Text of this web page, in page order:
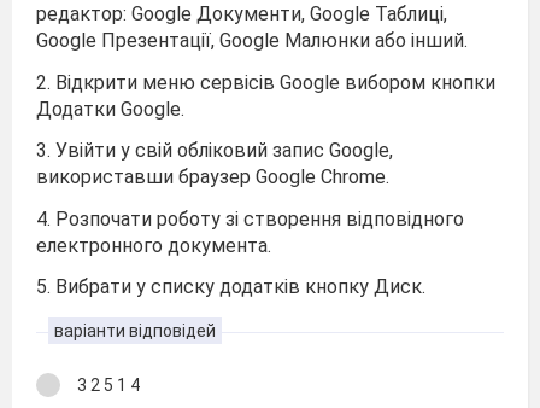
редактор: Google Документи, Google Таблиці,
Google Презентації, Google Малюнки або інший.
2. Відкрити меню сервісів Google вибором кнопки
Додатки Google.
3. Увійти у свій обліковий запис Google,
використавши браузер Google Chrome.
4. Розпочати роботу зі створення відповідного
електронного документа.
5. Вибрати у списку додатків кнопку Диск.
варіанти відповідей
3 2 5 1 4